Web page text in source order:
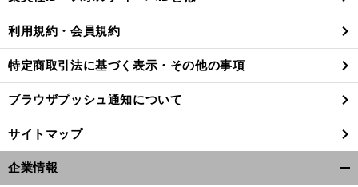
る
利用規約・会員規約
特定商取引法に基づく表示・その他の事項
ブラウザプッシュ通知について
サイトマップ
企業情報